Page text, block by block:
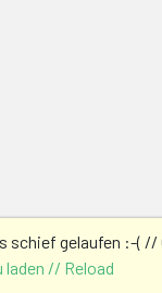
schief gelaufen :-( //
laden // Reload